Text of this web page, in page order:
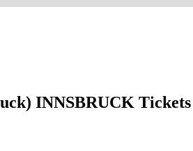
INNSBRUCK